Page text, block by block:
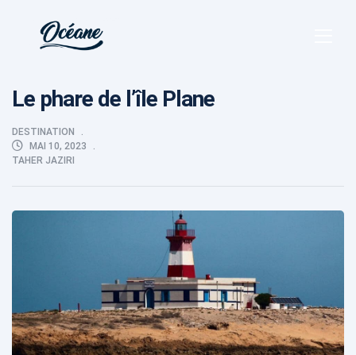
Le phare de l’île Plane
DESTINATION
MAI 10, 2023
TAHER JAZIRI